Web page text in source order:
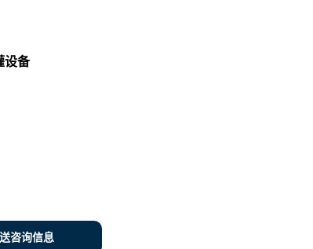
设备
咨询信息